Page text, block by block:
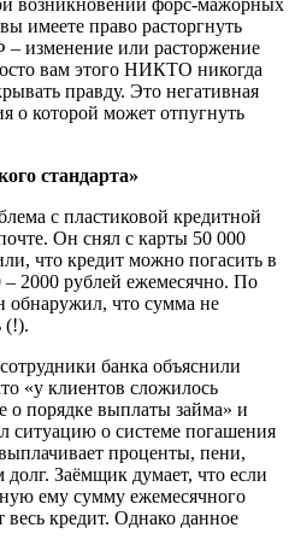
имеете право расторгнуть
– изменение или расторжение
вам этого НИКТО никогда
правду. Это негативная
о которой может отпугнуть
стандарта»
с пластиковой кредитной
Он снял с карты 50 000
что кредит можно погасить в
– 2000 рублей ежемесячно. По
обнаружил, что сумма не
(!).
банка объяснили
«у клиентов сложилось
о порядке выплаты займа» и
ситуацию о системе погашения
проценты, пени,
долг. Заёмщик думает, что если
ему сумму ежемесячного
весь кредит. Однако данное